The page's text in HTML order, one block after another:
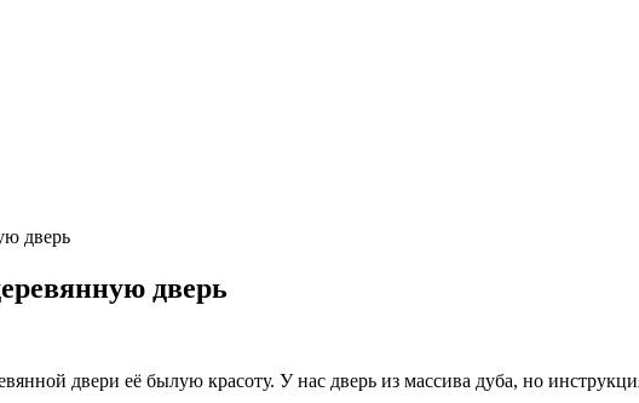
дверь
дверь
двери её былую красоту. У нас дверь из массива дуба, но